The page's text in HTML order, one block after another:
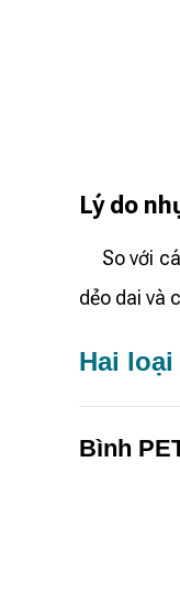
Lý do
So với
dẻo dai và
Hai
Bình